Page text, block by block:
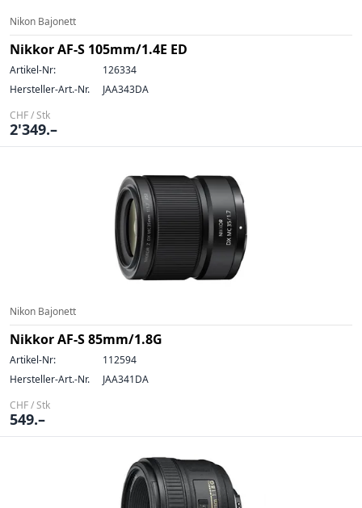
Nikon Bajonett
Nikkor AF-S 105mm/1.4E ED
Artikel-Nr:
126334
Hersteller-Art.-Nr.
JAA343DA
CHF / Stk
2'349.–
Nikon Bajonett
Nikkor AF-S 85mm/1.8G
Artikel-Nr:
112594
Hersteller-Art.-Nr.
JAA341DA
CHF / Stk
549.–